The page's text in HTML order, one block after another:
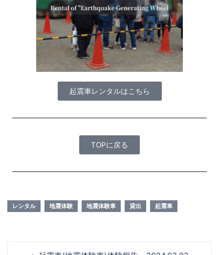
起震車レンタルはこちら
TOPに戻る
レンタル 地震体験 地震体験車 貸出 起震車